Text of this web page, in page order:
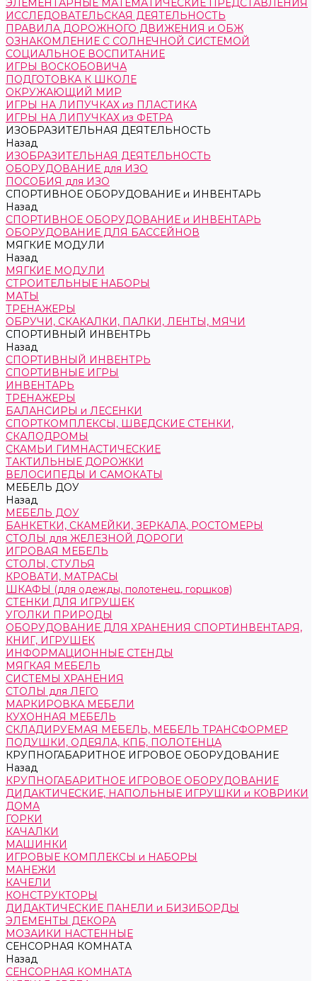
ЭЛЕМЕНТАРНЫЕ МАТЕМАТИЧЕСКИЕ ПРЕДСТАВЛЕНИЯ
ИССЛЕДОВАТЕЛЬСКАЯ ДЕЯТЕЛЬНОСТЬ
ПРАВИЛА ДОРОЖНОГО ДВИЖЕНИЯ и ОБЖ
ОЗНАКОМЛЕНИЕ С СОЛНЕЧНОЙ СИСТЕМОЙ
СОЦИАЛЬНОЕ ВОСПИТАНИЕ
ИГРЫ ВОСКОБОВИЧА
ПОДГОТОВКА К ШКОЛЕ
ОКРУЖАЮЩИЙ МИР
ИГРЫ НА ЛИПУЧКАХ из ПЛАСТИКА
ИГРЫ НА ЛИПУЧКАХ из ФЕТРА
ИЗОБРАЗИТЕЛЬНАЯ ДЕЯТЕЛЬНОСТЬ
Назад
ИЗОБРАЗИТЕЛЬНАЯ ДЕЯТЕЛЬНОСТЬ
ОБОРУДОВАНИЕ для ИЗО
ПОСОБИЯ для ИЗО
СПОРТИВНОЕ ОБОРУДОВАНИЕ и ИНВЕНТАРЬ
Назад
СПОРТИВНОЕ ОБОРУДОВАНИЕ и ИНВЕНТАРЬ
ОБОРУДОВАНИЕ ДЛЯ БАССЕЙНОВ
МЯГКИЕ МОДУЛИ
Назад
МЯГКИЕ МОДУЛИ
СТРОИТЕЛЬНЫЕ НАБОРЫ
МАТЫ
ТРЕНАЖЕРЫ
ОБРУЧИ, СКАКАЛКИ, ПАЛКИ, ЛЕНТЫ, МЯЧИ
СПОРТИВНЫЙ ИНВЕНТРЬ
Назад
СПОРТИВНЫЙ ИНВЕНТРЬ
СПОРТИВНЫЕ ИГРЫ
ИНВЕНТАРЬ
ТРЕНАЖЕРЫ
БАЛАНСИРЫ и ЛЕСЕНКИ
СПОРТКОМПЛЕКСЫ, ШВЕДСКИЕ СТЕНКИ,
СКАЛОДРОМЫ
СКАМЬИ ГИМНАСТИЧЕСКИЕ
ТАКТИЛЬНЫЕ ДОРОЖКИ
ВЕЛОСИПЕДЫ И САМОКАТЫ
МЕБЕЛЬ ДОУ
Назад
МЕБЕЛЬ ДОУ
БАНКЕТКИ, СКАМЕЙКИ, ЗЕРКАЛА, РОСТОМЕРЫ
СТОЛЫ для ЖЕЛЕЗНОЙ ДОРОГИ
ИГРОВАЯ МЕБЕЛЬ
СТОЛЫ, СТУЛЬЯ
КРОВАТИ, МАТРАСЫ
ШКАФЫ (для одежды, полотенец, горшков)
СТЕНКИ ДЛЯ ИГРУШЕК
УГОЛКИ ПРИРОДЫ
ОБОРУДОВАНИЕ ДЛЯ ХРАНЕНИЯ СПОРТИНВЕНТАРЯ,
КНИГ, ИГРУШЕК
ИНФОРМАЦИОННЫЕ СТЕНДЫ
МЯГКАЯ МЕБЕЛЬ
СИСТЕМЫ ХРАНЕНИЯ
СТОЛЫ для ЛЕГО
МАРКИРОВКА МЕБЕЛИ
КУХОННАЯ МЕБЕЛЬ
СКЛАДИРУЕМАЯ МЕБЕЛЬ, МЕБЕЛЬ ТРАНСФОРМЕР
ПОДУШКИ, ОДЕЯЛА, КПБ, ПОЛОТЕНЦА
КРУПНОГАБАРИТНОЕ ИГРОВОЕ ОБОРУДОВАНИЕ
Назад
КРУПНОГАБАРИТНОЕ ИГРОВОЕ ОБОРУДОВАНИЕ
ДИДАКТИЧЕСКИЕ, НАПОЛЬНЫЕ ИГРУШКИ и КОВРИКИ
ДОМА
ГОРКИ
КАЧАЛКИ
МАШИНКИ
ИГРОВЫЕ КОМПЛЕКСЫ и НАБОРЫ
МАНЕЖИ
КАЧЕЛИ
КОНСТРУКТОРЫ
ДИДАКТИЧЕСКИЕ ПАНЕЛИ и БИЗИБОРДЫ
ЭЛЕМЕНТЫ ДЕКОРА
МОЗАИКИ НАСТЕННЫЕ
СЕНСОРНАЯ КОМНАТА
Назад
СЕНСОРНАЯ КОМНАТА